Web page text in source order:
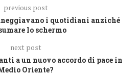
previous post
i quotidiani anziché
lo schermo
next post
a un nuovo accordo di pace in
Oriente?